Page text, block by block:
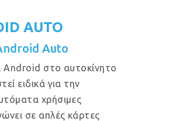
AUTO
Auto
Android στο αυτοκίνητο
ειδικά για την
χρήσιμες
σε απλές κάρτες